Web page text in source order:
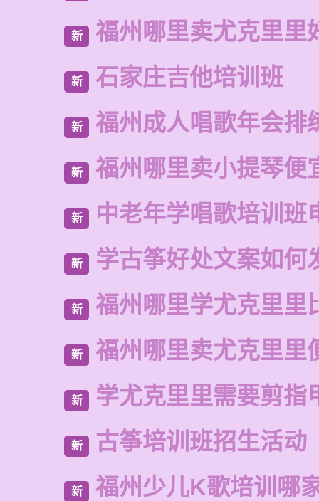
新 福州哪里卖尤克里里
新 石家庄吉他培训班
新 福州成人唱歌年会排
新 福州哪里卖小提琴便
新 中老年学唱歌培训班
新 学古筝好处文案如何
新 福州哪里学尤克里里
新 福州哪里卖尤克里里
新 学尤克里里需要剪指
新 古筝培训班招生活动
新 福州少儿K歌培训哪